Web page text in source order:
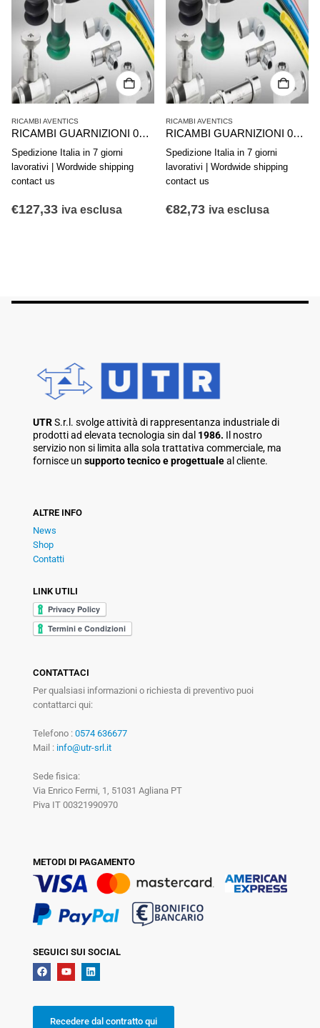
RICAMBI AVENTICS
RICAMBI GUARNIZIONI 0490394818 AVENTICS SERIE ICL 167/168-100
Spedizione Italia in 7 giorni
lavorativi | Wordwide shipping
contact us
€127,33 iva esclusa
RICAMBI AVENTICS
RICAMBI GUARNIZIONI 0490368108 AVENTICS PER MINICILINDRI SERIE 130 DMR. 20 SPECG
Spedizione Italia in 7 giorni
lavorativi | Wordwide shipping
contact us
€82,73 iva esclusa
UTRS.r.l. svolge attività di rappresentanza industriale di
prodotti ad elevata tecnologia sin dal 1986. Il nostro
servizio non si limita alla sola trattativa commerciale, ma
fornisce un supporto tecnico e progettualeal cliente.
ALTRE INFO
News
Shop
Contatti
LINK UTILI
CONTATTACI
Per qualsiasi informazioni o richiesta di preventivo puoi
contattarci qui:
Telefono : 0574 636677
Mail : info@utr-srl.it
Sede fisica:
Via Enrico Fermi, 1, 51031 Agliana PT
Piva IT 00321990970
METODI DI PAGAMENTO
SEGUICI SUI SOCIAL
Recedere dal contratto qui